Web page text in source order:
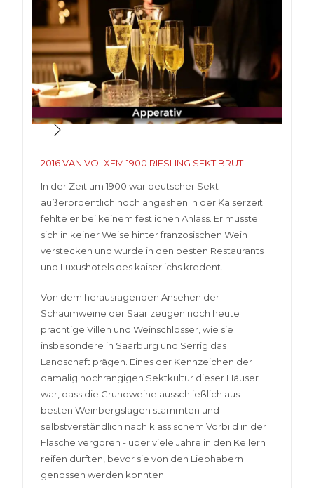
2016 VAN VOLXEM 1900 RIESLING SEKT BRUT
In der Zeit um 1900 war deutscher Sekt
außerordentlich hoch angeshen.In der Kaiserzeit
fehlte er bei keinem festlichen Anlass. Er musste
sich in keiner Weise hinter französischen Wein
verstecken und wurde in den besten Restaurants
und Luxushotels des kaiserlichs kredent.
Von dem herausragenden Ansehen der
Schaumweine der Saar zeugen noch heute
prächtige Villen und Weinschlösser, wie sie
insbesondere in Saarburg und Serrig das
Landschaft prägen. Eines der Kennzeichen der
damalig hochrangigen Sektkultur dieser Häuser
war, dass die Grundweine ausschließlich aus
besten Weinbergslagen stammten und
selbstverständlich nach klassischem Vorbild in der
Flasche vergoren - über viele Jahre in den Kellern
reifen durften, bevor sie von den Liebhabern
genossen werden konnten.